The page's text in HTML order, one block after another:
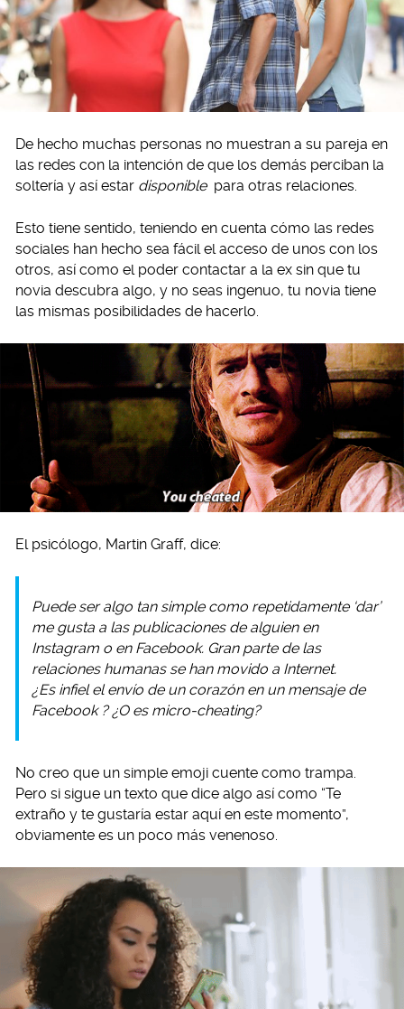
De hecho muchas personas no muestran a su pareja en
las redes con la intención de que los demás perciban la
soltería y así estar disponible para otras relaciones.
Esto tiene sentido, teniendo en cuenta cómo las redes
sociales han hecho sea fácil el acceso de unos con los
otros, así como el poder contactar a la ex sin que tu
novia descubra algo, y no seas ingenuo, tu novia tiene
las mismas posibilidades de hacerlo.
El psicólogo, Martin Graff, dice:
Puede ser algo tan simple como repetidamente ‘dar’
me gusta a las publicaciones de alguien en
Instagram o en Facebook. Gran parte de las
relaciones humanas se han movido a Internet.
¿Es infiel el envío de un corazón en un mensaje de
Facebook ? ¿O es micro-cheating?
No creo que un simple emoji cuente como trampa.
Pero si sigue un texto que dice algo así como “Te
extraño y te gustaría estar aquí en este momento”,
obviamente es un poco más venenoso.